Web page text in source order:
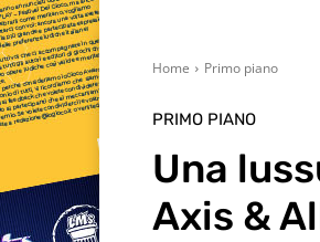
Home Primo piano
PRIMO PIANO
Una
Axis &